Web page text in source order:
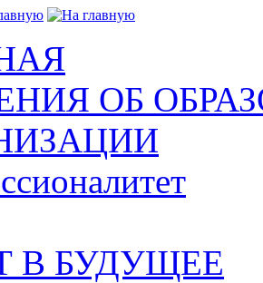
ОБ
В БУДУЩЕЕ